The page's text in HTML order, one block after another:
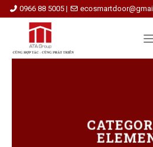
Skip
to
0966 88 5005 |